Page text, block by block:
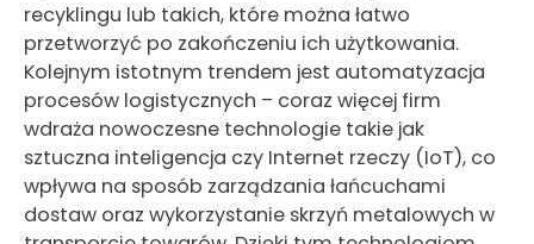
recyklingu lub takich, które można łatwo
przetworzyć po zakończeniu ich użytkowania.
Kolejnym istotnym trendem jest automatyzacja
procesów logistycznych – coraz więcej firm
wdraża nowoczesne technologie takie jak
sztuczna inteligencja czy Internet rzeczy (IoT), co
wpływa na sposób zarządzania łańcuchami
dostaw oraz wykorzystanie skrzyń metalowych w